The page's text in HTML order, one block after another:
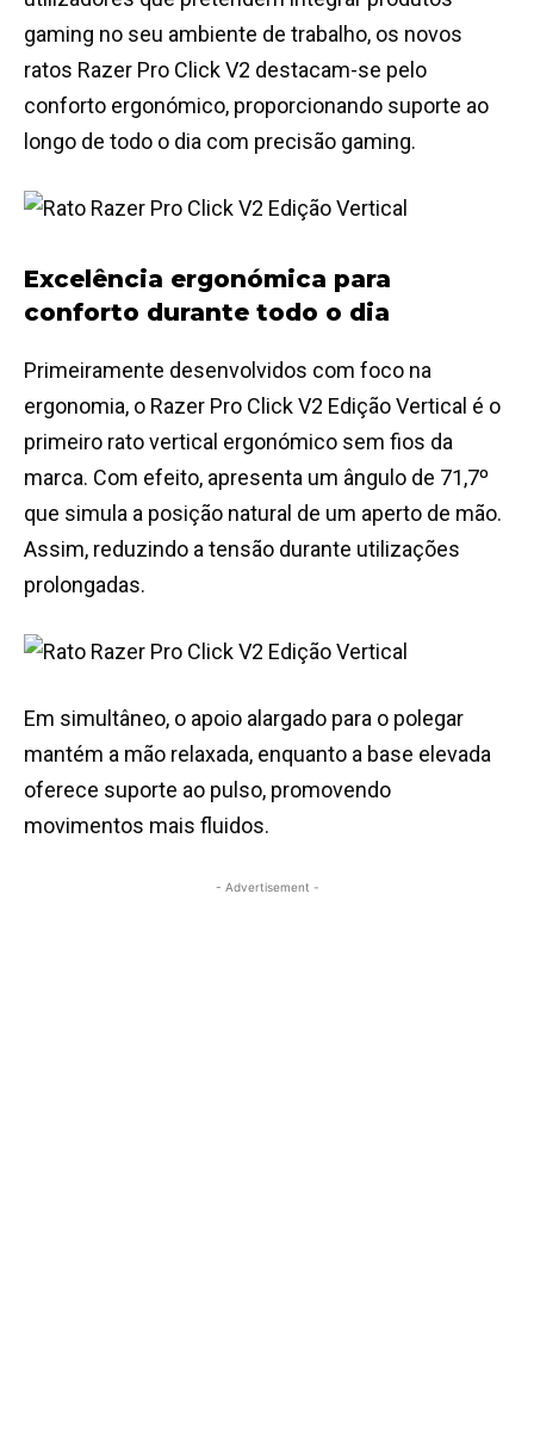
gaming no seu ambiente de trabalho, os novos
ratos Razer Pro Click V2 destacam-se pelo
conforto ergonómico, proporcionando suporte ao
longo de todo o dia com precisão gaming.
Excelência ergonómica para
conforto durante todo o dia
Primeiramente desenvolvidos com foco na
ergonomia, o Razer Pro Click V2 Edição Vertical é o
primeiro rato vertical ergonómico sem fios da
marca. Com efeito, apresenta um ângulo de 71,7º
que simula a posição natural de um aperto de mão.
Assim, reduzindo a tensão durante utilizações
prolongadas.
Em simultâneo, o apoio alargado para o polegar
mantém a mão relaxada, enquanto a base elevada
oferece suporte ao pulso, promovendo
movimentos mais fluidos.
- Advertisement -